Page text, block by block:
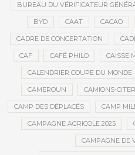
BUREAU DU VÉRIFICATEUR
BYD CAAT CACAO
CADRE DE CONCERTATION
CAF CAFÉ PHILO CAISSE
CALENDRIER COUPE DU MONDE
CAMEROUN CAMIONS-
CAMP DES DÉPLACÉS CAMP
CAMPAGNE AGRICOLE 2025
CAMPAGNE DE